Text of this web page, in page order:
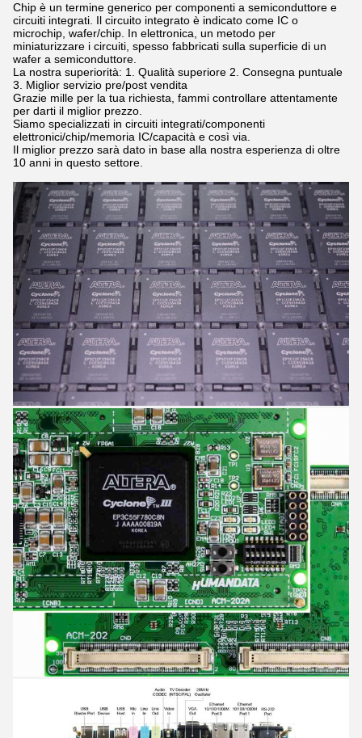
Chip è un termine generico per componenti a semiconduttore e
circuiti integrati. Il circuito integrato è indicato come IC o
microchip, wafer/chip. In elettronica, un metodo per
miniaturizzare i circuiti, spesso fabbricati sulla superficie di un
wafer a semiconduttore.
La nostra superiorità: 1. Qualità superiore 2. Consegna puntuale
3. Miglior servizio pre/post vendita
Grazie mille per la tua richiesta, fammi controllare attentamente
per darti il miglior prezzo.
Siamo specializzati in circuiti integrati/componenti
elettronici/chip/memoria IC/capacità e così via.
Il miglior prezzo sarà dato in base alla nostra esperienza di oltre
10 anni in questo settore.